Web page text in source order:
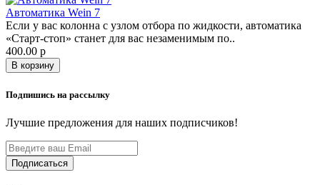
Автоматика Wein 7
Если у вас колонна с узлом отбора по жидкости, автоматика
«Старт-стоп» станет для вас незаменимым по..
400.00 р
В корзину
Подпишись на рассылку
Лучшие предложения для наших подписчиков!